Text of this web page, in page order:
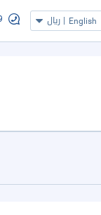
English
| ريال